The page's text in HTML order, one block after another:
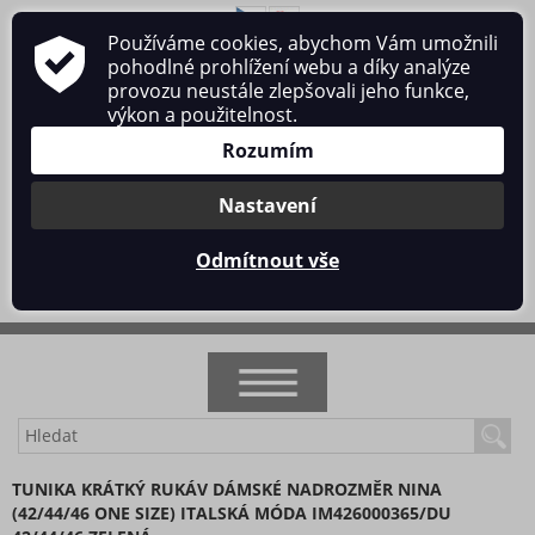
O nás Obchodní podmínky
Ochrana osobních údajů
Kontakt
Přihlásit se/Registrace
NOVINKY
AKCE
TUNIKA KRÁTKÝ RUKÁV DÁMSKÉ NADROZMĚR NINA
(42/44/46 ONE SIZE) ITALSKÁ MÓDA IM426000365/DU
Používáme cookies, abychom Vám umožnili
pohodlné prohlížení webu a díky analýze
provozu neustále zlepšovali jeho funkce,
výkon a použitelnost.
Rozumím
Nastavení
Odmítnout vše